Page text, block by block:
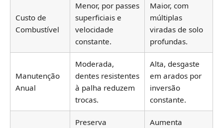
Custo de
Combustível
Menor, por passes
superficiais e
velocidade
constante.
Maior, com
múltiplas
viradas de solo
profundas.
Manutenção
Anual
Moderada,
dentes resistentes
à palha reduzem
trocas.
Alta, desgaste
em arados por
inversão
constante.
Preserva
Aumenta